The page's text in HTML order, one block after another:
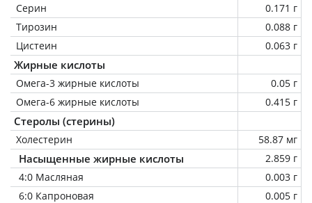
Серин
0.171 г
Тирозин
0.088 г
Цистеин
0.063 г
Жирные кислоты
Омега-3 жирные кислоты
0.05 г
Омега-6 жирные кислоты
0.415 г
Стеролы (стерины)
Холестерин 58.87 мг
Насыщенные жирные кислоты
2.859 г
4:0 Масляная
0.003 г
6:0 Капроновая
0.005 г